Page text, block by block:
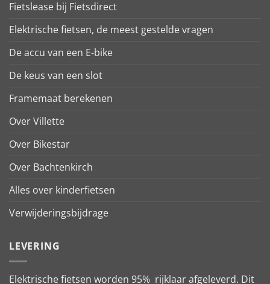
Fietslease bij Fietsdirect
Elektrische fietsen, de meest gestelde vragen
De accu van een E-bike
De keus van een slot
Framemaat berekenen
Over Villette
Over Bikestar
Over Bachtenkirch
Alles over kinderfietsen
Verwijderingsbijdrage
LEVERING
Elektrische fietsen worden 95% rijklaar afgeleverd. Dit